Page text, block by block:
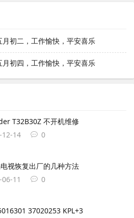
初二，工作愉快，平安喜乐
初四，工作愉快，平安喜乐
T32B30Z 不开机维修
12-14
0
视恢复出厂的几种方法
11
0
37020253 KPL+3